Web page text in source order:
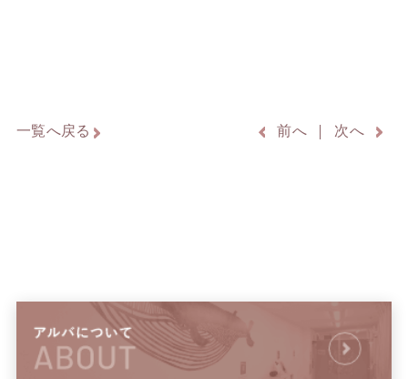
一覧へ戻る 前へ 次へ